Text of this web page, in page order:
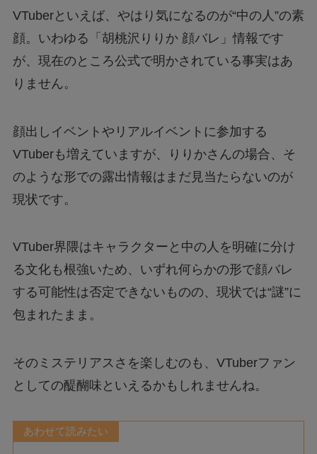
VTuberといえば、やはり気になるのが“中の人”の素
顔。いわゆる「胡桃沢りりか 顔バレ」情報です
が、現在のところ公式で明かされている事実はあ
りません。
顔出しイベントやリアルイベントに参加する
VTuberも増えていますが、りりかさんの場合、そ
のような形での露出情報はまだ見当たらないのが
現状です。
VTuber界隈はキャラクターと中の人を明確に分け
る文化も根強いため、いずれ何らかの形で顔バレ
する可能性は否定できないものの、現状では“謎”に
包まれたまま。
そのミステリアスさを楽しむのも、VTuberファン
としての醍醐味といえるかもしれませんね。
あわせて読みたい